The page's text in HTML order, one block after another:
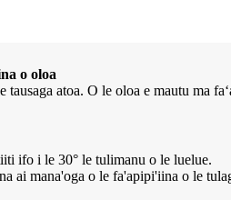
o oloa
atoa. O le oloa e mautu ma
ifo i le 30° le tulimanu o le luelue.
ai mana'oga o le fa'apipi'iina o le